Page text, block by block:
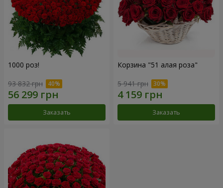
1000 роз!
93 832 грн
Заказать
Корзина "51 алая роза"
5 941 грн
Заказать